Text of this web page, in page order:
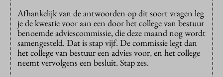
Afhankelijk van de antwoorden op dit soort vragen leg
je de kwestie voor aan een door het college van bestuur
benoemde adviescommissie, die deze maand nog wordt
samengesteld. Dat is stap vijf. De commissie legt dan
het college van bestuur een advies voor, en het college
neemt vervolgens een besluit. Stap zes.